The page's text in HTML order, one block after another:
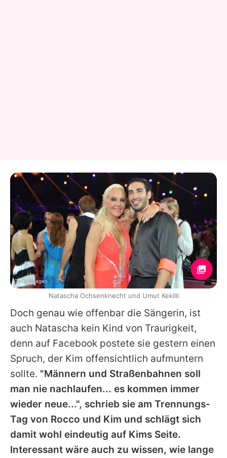
Doch genau wie offenbar die Sängerin, ist
auch Natascha kein Kind von Traurigkeit,
denn auf Facebook postete sie gestern einen
Spruch, der Kim offensichtlich aufmuntern
sollte. "Männern und Straßenbahnen soll
man nie nachlaufen... es kommen immer
wieder neue...", schrieb sie am Trennungs-
Tag von Rocco und Kim und schlägt sich
damit wohl eindeutig auf Kims Seite.
Interessant wäre auch zu wissen, wie lange
Getty Images
Natascha Ochsenknecht und Umut Kekilli